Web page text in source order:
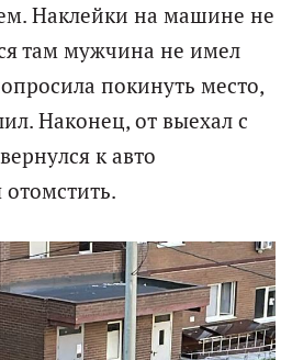
Наклейки на машине не
там мужчина не имел
покинуть место,
Наконец, от выехал с
к авто